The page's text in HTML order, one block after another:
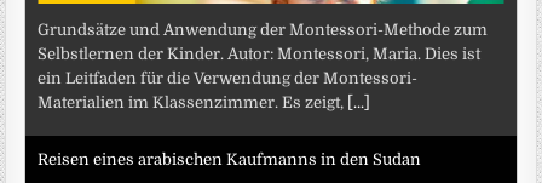
Grundsätze und Anwendung der Montessori-Methode zum
Selbstlernen der Kinder. Autor: Montessori, Maria. Dies ist
ein Leitfaden für die Verwendung der Montessori-
Materialien im Klassenzimmer. Es zeigt, [...]
Reisen eines arabischen Kaufmanns in den Sudan